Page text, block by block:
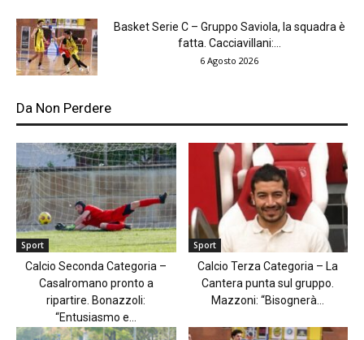
Basket Serie C – Gruppo Saviola, la squadra è
fatta. Cacciavillani:...
6 Agosto 2026
Da Non Perdere
Sport
Calcio Seconda Categoria –
Casalromano pronto a
ripartire. Bonazzoli:
“Entusiasmo e...
Sport
Calcio Terza Categoria – La
Cantera punta sul gruppo.
Mazzoni: “Bisognerà...